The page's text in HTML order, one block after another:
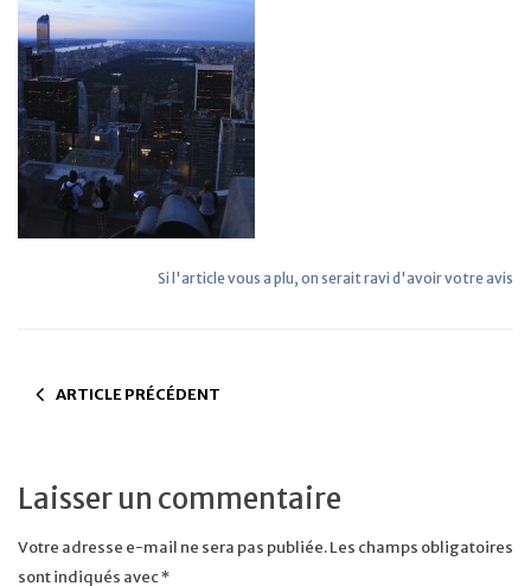
Si l'article vous a plu, on serait ravi d'avoir votre avis
ARTICLE PRÉCÉDENT
Laisser un commentaire
Votre adresse e-mail ne sera pas publiée.Les champs obligatoires
sont indiqués avec*